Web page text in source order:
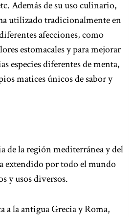
Además de su uso culinario,
utilizado tradicionalmente en
afecciones, como
estomacales y para mejorar
especies diferentes de menta,
matices únicos de sabor y
de la región mediterránea y del
extendido por todo el mundo
y usos diversos.
a la antigua Grecia y Roma,